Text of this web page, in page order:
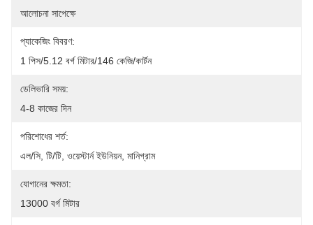
আলোচনা সাপেক্ষে
প্যাকেজিং বিবরণ:
1 পিস/5.12 বর্গ মিটার/146 কেজি/কার্টন
ডেলিভারি সময়:
4-8 কাজের দিন
পরিশোধের শর্ত:
এল/সি, টি/টি, ওয়েস্টার্ন ইউনিয়ন, মানিগ্রাম
যোগানের ক্ষমতা:
13000 বর্গ মিটার